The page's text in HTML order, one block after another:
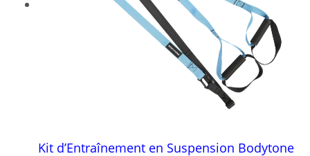
Kit d’Entraînement en Suspension Bodytone